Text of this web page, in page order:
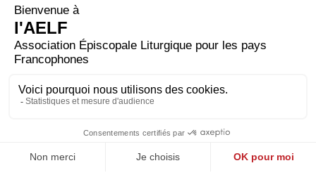
vous,
à cause de moi.
Réjouissez- vous, soyez dans l’allégresse,
car votre récompense est grande dans les cieux !
C’est ainsi qu’on a persécuté
les prophètes qui vous ont précédés. »
– Acclamons la Parole de Dieu.